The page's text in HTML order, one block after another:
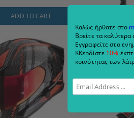
ADD TO CART
Καλώς ήρθατε στο
Βρείτε τα καλύτερα
Εγγραφείτε στο
ΚΚερδίστε 10%
κοινότητας των